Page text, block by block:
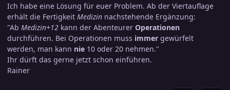
Ich habe eine Lösung für euer Problem. Ab der Viertauflage
erhält die Fertigkeit Medizin nachstehende Ergänzung:
"Ab Medizin+12 kann der Abenteurer Operationen
durchführen. Bei Operationen muss immer gewürfelt
werden, man kann nie 10 oder 20 nehmen."
Ihr dürft das gerne jetzt schon einführen.
Rainer